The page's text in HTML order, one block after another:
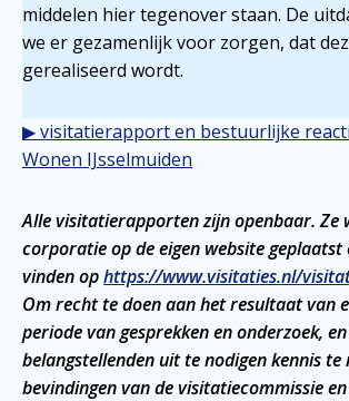
middelen hier tegenover staan. De
we er gezamenlijk voor zorgen, dat
gerealiseerd wordt.
▶ visitatierapport en bestuurlijke
Wonen IJsselmuiden
Alle visitatierapporten zijn openbaar. Ze
corporatie op de eigen website geplaatst
vinden ophttps://www.visitaties.nl/
Om recht te doen aan het resultaat van
periode van gesprekken en onderzoek,
belangstellenden uit te nodigen kennis te
bevindingen van de visitatiecommissie